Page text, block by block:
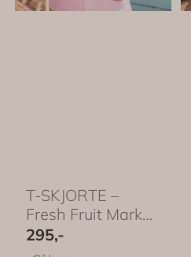
T-SKJORTE –
Fresh Fruit Market
– Festligtrykk
295,-